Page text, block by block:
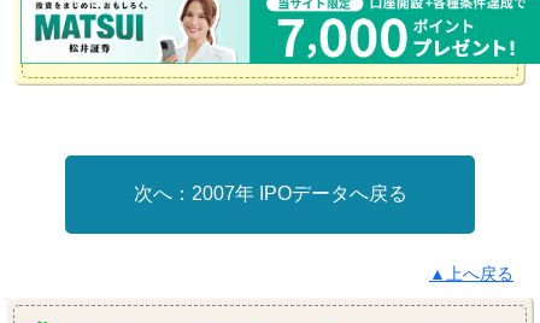
2007年 IPOデータへ戻る
▲上へ戻る